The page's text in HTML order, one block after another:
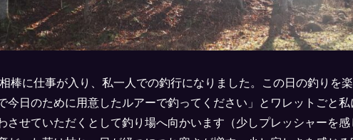
棒に仕事が入り、私一人での釣行になりました。この日の釣りを
今日のために用意したルアーで釣ってください」とワレットごと
させていただくとして釣り場へ向かいます（少しプレッシャーを感